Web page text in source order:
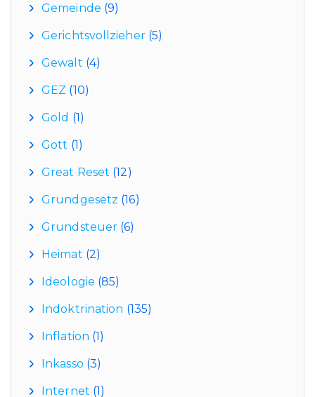
Gemeinde (9)
Gerichtsvollzieher(5)
Gewalt (4)
GEZ (10)
Gold (1)
Gott (1)
Great Reset (12)
Grundgesetz (16)
Grundsteuer (6)
Heimat (2)
Ideologie (85)
Indoktrination (135)
Inflation (1)
Inkasso (3)
Internet (1)